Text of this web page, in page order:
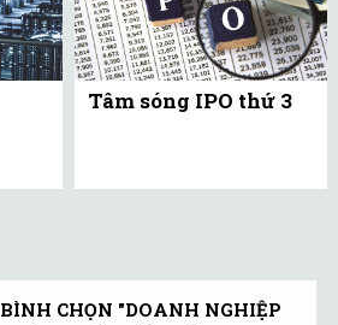
Tâm sóng IPO thứ 3
BÌNH CHỌN "DOANH NGHIỆP